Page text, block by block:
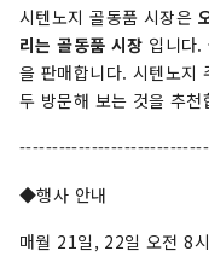
시텐노지 골동품 시장은
리는 골동품 시장 입니다.
을 판매합니다. 시텐노지
두 방문해 보는 것을 추천
◆행사 안내
매월 21일, 22일 오전 8